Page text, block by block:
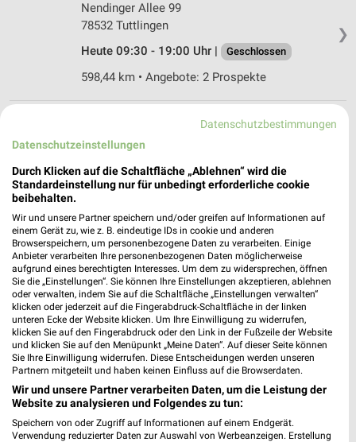
❯
Nendinger Allee 99
78532 Tuttlingen
Heute 09:30 - 19:00 Uhr |
Geschlossen
598,44 km • Angebote: 2 Prospekte
Ernsting's family Tettnang
Karlstraße 22
Heute 09:00 - 16:00 Uhr | Geschlossen
603,83 km
Ernsting's family Weingarten
Liebfrauenstraße 8
88250 Weingarten
Heute 09:00 - 16:00 Uhr | Geschlossen
588,56 km
Ernsting's family Bad Saulgau
Hauptstraße 50
88348 Bad Saulgau
Datenschutzbestimmungen
Datenschutzeinstellungen
Durch Klicken auf die Schaltfläche „Ablehnen“ wird die
Standardeinstellung nur für unbedingt erforderliche cookie
beibehalten.
Wir und unsere Partner speichern und/oder greifen auf Informationen auf
einem Gerät zu, wie z. B. eindeutige IDs in cookie und anderen
Browserspeichern, um personenbezogene Daten zu verarbeiten. Einige
Anbieter verarbeiten Ihre personenbezogenen Daten möglicherweise
aufgrund eines berechtigten Interesses. Um dem zu widersprechen, öffnen
Sie die „Einstellungen“. Sie können Ihre Einstellungen akzeptieren, ablehnen
oder verwalten, indem Sie auf die Schaltfläche „Einstellungen verwalten“
klicken oder jederzeit auf die Fingerabdruck-Schaltfläche in der linken
unteren Ecke der Website klicken. Um Ihre Einwilligung zu widerrufen,
klicken Sie auf den Fingerabdruck oder den Link in der Fußzeile der Website
und klicken Sie auf den Menüpunkt „Meine Daten“. Auf dieser Seite können
Sie Ihre Einwilligung widerrufen. Diese Entscheidungen werden unseren
Partnern mitgeteilt und haben keinen Einfluss auf die Browserdaten.
Wir und unsere Partner verarbeiten Daten, um die Leistung der
Website zu analysieren und Folgendes zu tun:
Speichern von oder Zugriff auf Informationen auf einem Endgerät.
Verwendung reduzierter Daten zur Auswahl von Werbeanzeigen. Erstellung